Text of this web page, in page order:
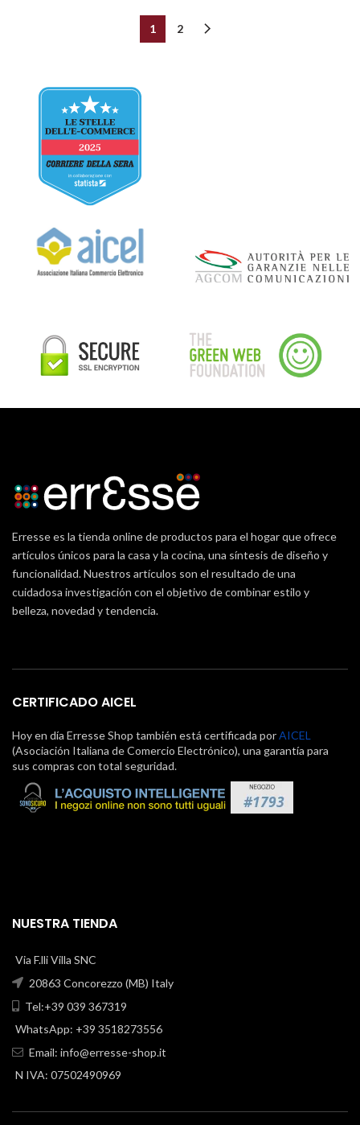
1 2
Erresse es la tienda online de productos para el hogar que ofrece
artículos únicos para la casa y la cocina, una síntesis de diseño y
funcionalidad. Nuestros artículos son el resultado de una
cuidadosa investigación con el objetivo de combinar estilo y
belleza, novedad y tendencia.
CERTIFICADO AICEL
Hoy en día Erresse Shop también está certificada porAICEL
(Asociación Italiana de Comercio Electrónico), una garantía para
sus compras con total seguridad.
NUESTRA TIENDA
Via F.lli Villa SNC
20863 Concorezzo (MB) Italy
Tel:+39 039 367319
WhatsApp: +39 3518273556
Email: info@erresse-shop.it
N IVA: 07502490969